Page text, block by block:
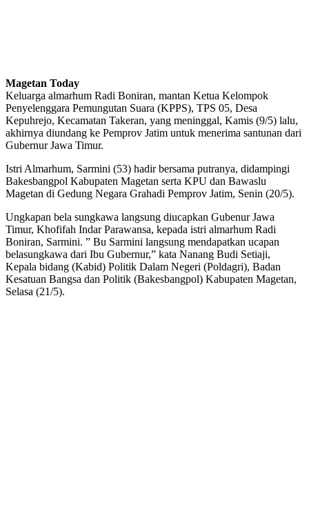
Magetan Today
Keluarga almarhum Radi Boniran, mantan Ketua Kelompok
Penyelenggara Pemungutan Suara (KPPS), TPS 05, Desa
Kepuhrejo, Kecamatan Takeran, yang meninggal, Kamis (9/5) lalu,
akhirnya diundang ke Pemprov Jatim untuk menerima santunan dari
Gubernur Jawa Timur.
Istri Almarhum, Sarmini (53) hadir bersama putranya, didampingi
Bakesbangpol Kabupaten Magetan serta KPU dan Bawaslu
Magetan di Gedung Negara Grahadi Pemprov Jatim, Senin (20/5).
Ungkapan bela sungkawa langsung diucapkan Gubenur Jawa
Timur, Khofifah Indar Parawansa, kepada istri almarhum Radi
Boniran, Sarmini. ” Bu Sarmini langsung mendapatkan ucapan
belasungkawa dari Ibu Gubernur,” kata Nanang Budi Setiaji,
Kepala bidang (Kabid) Politik Dalam Negeri (Poldagri), Badan
Kesatuan Bangsa dan Politik (Bakesbangpol) Kabupaten Magetan,
Selasa (21/5).